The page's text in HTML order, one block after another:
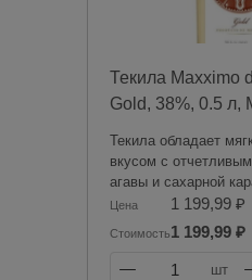
Текила Maxximo
Gold, 38%, 0.5 л,
Текила обладает
вкусом с
агавы и сахарной
Послевкусие
оттенками. Аромат
оттенками
Цена 1 199,99 ₽
Стоимость1 199,99 ₽
1 шт